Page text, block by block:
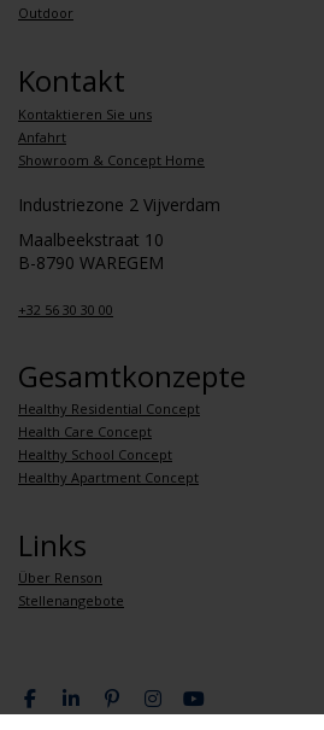
Outdoor
Kontakt
Kontaktieren Sie uns
Anfahrt
Showroom & Concept Home
Industriezone 2 Vijverdam
Maalbeekstraat 10
B-8790 WAREGEM
+32 56 30 30 00
Gesamtkonzepte
Healthy Residential Concept
Health Care Concept
Healthy School Concept
Healthy Apartment Concept
Links
Über Renson
Stellenangebote